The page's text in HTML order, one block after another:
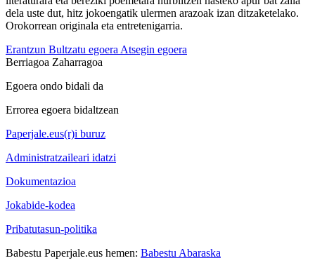
dela uste dut, hitz jokoengatik ulermen arazoak izan ditzaketelako.
Orokorrean originala eta entretenigarria.
Erantzun Bultzatu egoera Atsegin egoera
Berriagoa Zaharragoa
Egoera ondo bidali da
Errorea egoera bidaltzean
Paperjale.eus(r)i buruz
Administratzaileari idatzi
Dokumentazioa
Jokabide-kodea
Pribatutasun-politika
Babestu Paperjale.eus hemen: Babestu Abaraska